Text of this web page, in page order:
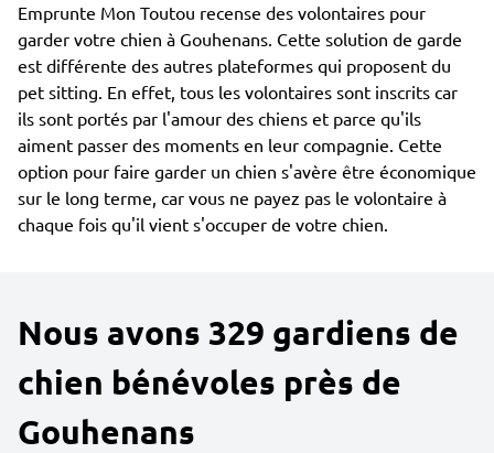
Emprunte Mon Toutou recense des volontaires pour
garder votre chien à Gouhenans. Cette solution de garde
est différente des autres plateformes qui proposent du
pet sitting. En effet, tous les volontaires sont inscrits car
ils sont portés par l'amour des chiens et parce qu'ils
aiment passer des moments en leur compagnie. Cette
option pour faire garder un chien s'avère être économique
sur le long terme, car vous ne payez pas le volontaire à
chaque fois qu'il vient s'occuper de votre chien.
Nous avons 329 gardiens de
chien bénévoles près de
Gouhenans